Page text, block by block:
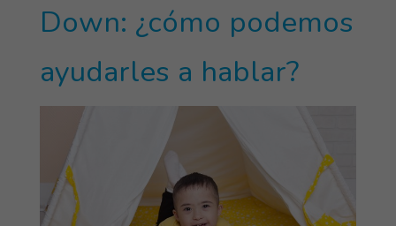
Down: ¿cómo podemos
ayudarles a hablar?